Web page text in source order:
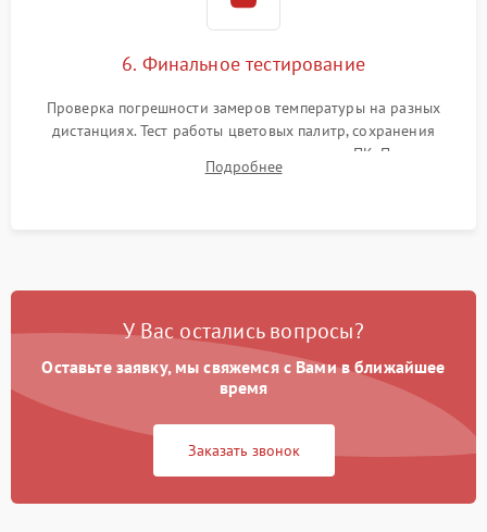
6. Финальное тестирование
Проверка погрешности замеров температуры на разных
дистанциях. Тест работы цветовых палитр, сохранения
термограмм в память и передачи данных на ПК. Проверка
автономности работы и итоговый контроль качества.
Подробнее
У Вас остались вопросы?
Оставьте заявку, мы свяжемся с Вами в ближайшее
время
Заказать звонок